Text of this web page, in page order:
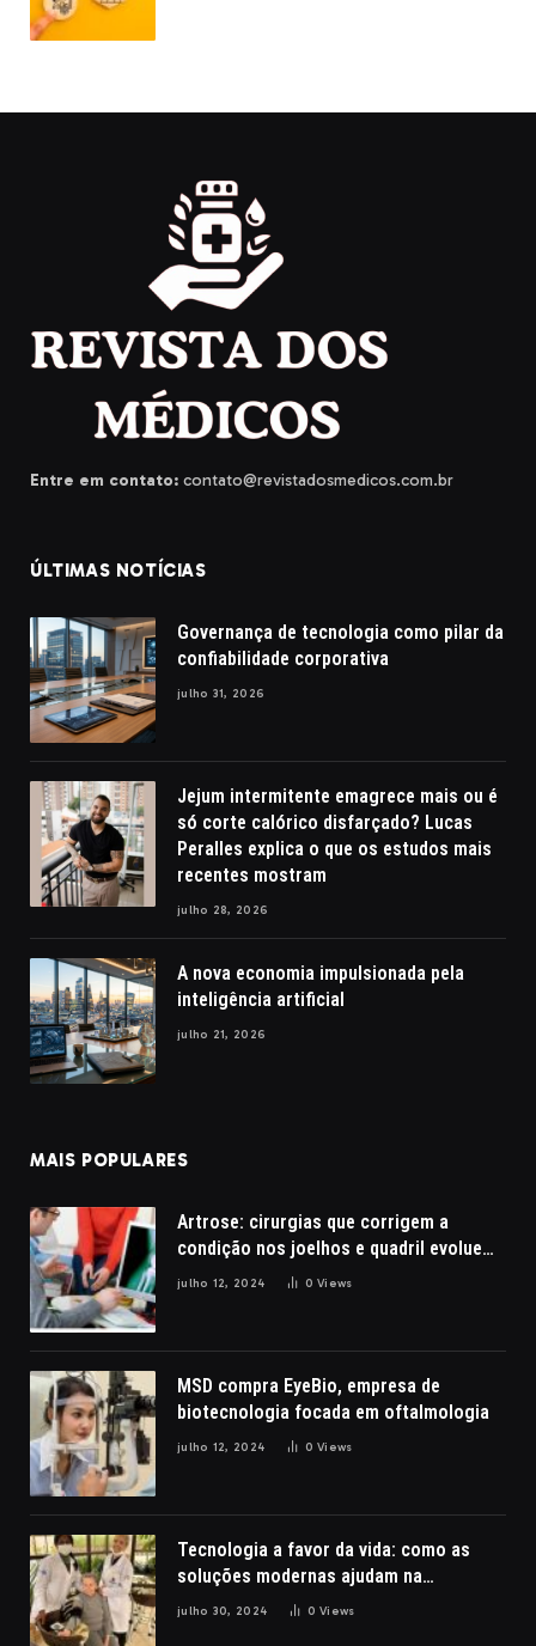
Entre em contato: contato@revistadosmedicos.com.br
ÚLTIMAS NOTÍCIAS
Governança de tecnologia como pilar da
confiabilidade corporativa
julho 31, 2026
Jejum intermitente emagrece mais ou é
só corte calórico disfarçado? Lucas
Peralles explica o que os estudos mais
recentes mostram
julho 28, 2026
A nova economia impulsionada pela
inteligência artificial
julho 21, 2026
MAIS POPULARES
Artrose: cirurgias que corrigem a
condição nos joelhos e quadril evoluem
com a robótica
julho 12, 2024 0Views
MSD compra EyeBio, empresa de
biotecnologia focada em oftalmologia
julho 12, 2024 0Views
Tecnologia a favor da vida: como as
soluções modernas ajudam na
reabilitação de pacientes com lesões
julho 30, 2024 0Views